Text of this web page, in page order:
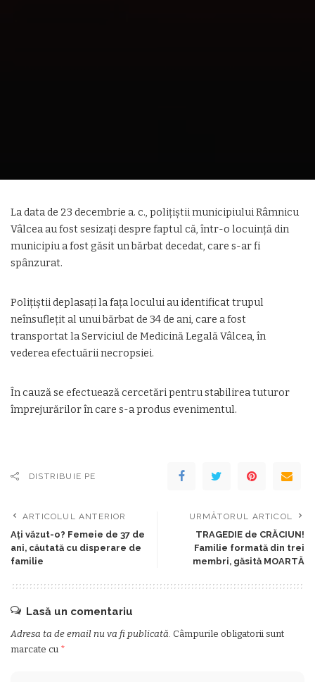
La data de 23 decembrie a. c., polițiștii municipiului Râmnicu
Vâlcea au fost sesizați despre faptul că, într-o locuință din
municipiu a fost găsit un bărbat decedat, care s-ar fi
spânzurat.
Polițiștii deplasați la fața locului au identificat trupul
neînsuflețit al unui bărbat de 34 de ani, care a fost
transportat la Serviciul de Medicină Legală Vâlcea, în
vederea efectuării necropsiei.
În cauză se efectuează cercetări pentru stabilirea tuturor
împrejurărilor în care s-a produs evenimentul.
DISTRIBUIE PE
ARTICOLUL ANTERIOR
Ați văzut-o? Femeie de 37 de
ani, căutată cu disperare de
familie
URMĂTORUL ARTICOL
TRAGEDIE de CRĂCIUN!
Familie formată din trei
membri, găsită MOARTĂ
Lasă un comentariu
Adresa ta de email nu va fi publicată. Câmpurile obligatorii sunt
marcate cu *